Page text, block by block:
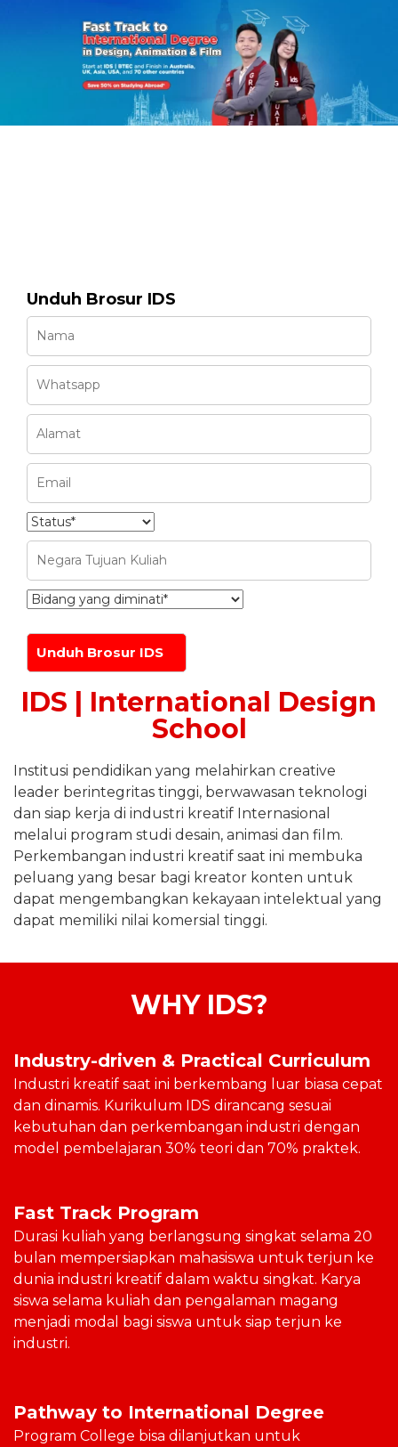
Unduh Brosur IDS
IDS | International Design
School
Institusi pendidikan yang melahirkan creative
leader berintegritas tinggi, berwawasan teknologi
dan siap kerja di industri kreatif Internasional
melalui program studi desain, animasi dan film.
Perkembangan industri kreatif saat ini membuka
peluang yang besar bagi kreator konten untuk
dapat mengembangkan kekayaan intelektual yang
dapat memiliki nilai komersial tinggi.
WHY IDS?
Industry-driven & Practical Curriculum
Industri kreatif saat ini berkembang luar biasa cepat
dan dinamis. Kurikulum IDS dirancang sesuai
kebutuhan dan perkembangan industri dengan
model pembelajaran 30% teori dan 70% praktek.
Fast Track Program
Durasi kuliah yang berlangsung singkat selama 20
bulan mempersiapkan mahasiswa untuk terjun ke
dunia industri kreatif dalam waktu singkat. Karya
siswa selama kuliah dan pengalaman magang
menjadi modal bagi siswa untuk siap terjun ke
industri.
Pathway to International Degree
Program College bisa dilanjutkan untuk